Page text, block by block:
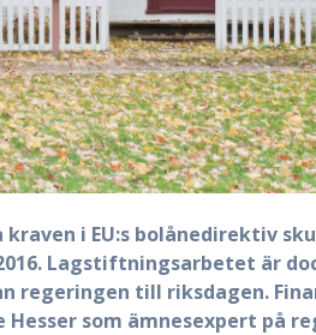
i EU:s bolånedirektiv
Lagstiftningsarbetet är
regeringen till riksdagen.
som ämnesexpert på